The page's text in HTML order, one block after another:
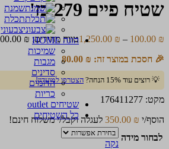
שמנת
תכלת
צבעוני
הוגה HOME
שמיכות
מגבות
סדינים
הדומים
כריות
שטיחים outlet
כל השטיחים
שטיח פיים 279 בז'
100.00 ₪
–
1,250.00 ₪
טווח מחירים: ⁦100.00 ₪⁩ עד ⁦1,250.00 ₪⁩
🎉 חסכת במוצר זה:
80.00 ₪
💡 רוצים עוד 15% הנחה? הצטרפו למועדון!
מקט: 176411277
הוסף/י
350.00 ₪
לעגלה וקבל/י משלוח חינם!
לבחור מידה
נקה